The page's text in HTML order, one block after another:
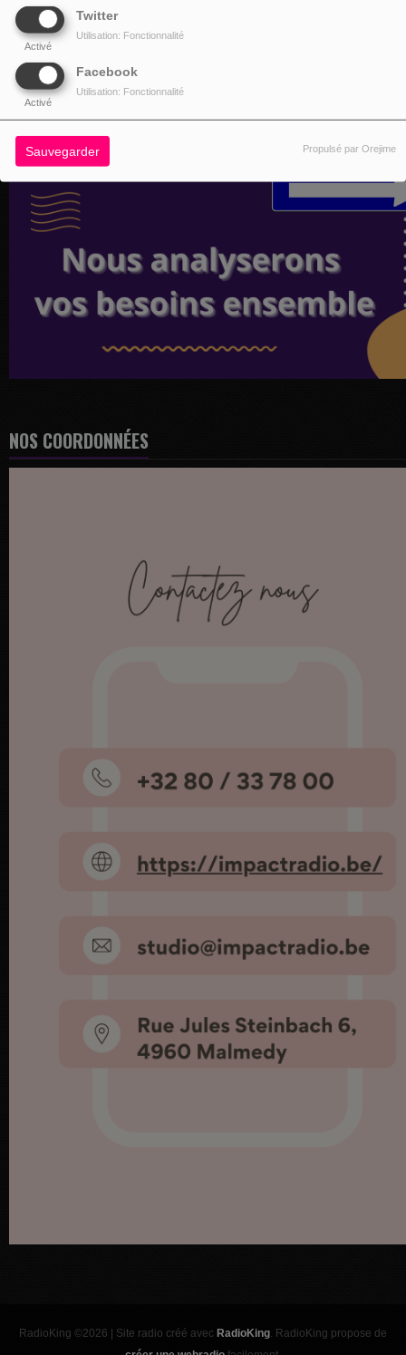
Twitter
Activé
Utilisation: Fonctionnalité
Facebook
Activé
Utilisation: Fonctionnalité
Sauvegarder Propulsé par Orejime
NOS COORDONNÉES
RadioKing ©2026 | Site radio créé avec RadioKing. RadioKing propose de